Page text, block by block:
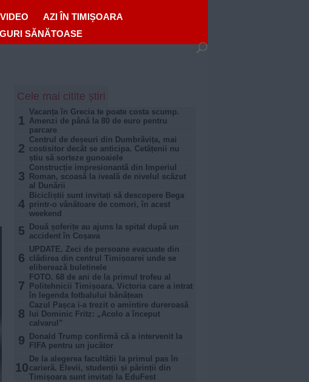
VIDEO
AZI ÎN TIMIȘOARA
SĂNĂTOASE
Cele mai citite știri
1
Vacanța în Grecia te poate costa scump.
Amenzi de până la 80 de euro pentru
parcare
2
Centrul de deșeuri din Dumbrăvița, mai
costisitor decât se anticipa. Cetățenii nu
știu să sorteze gunoaiele
3
Construcție impresionantă din Imperiul
Roman, scoasă la iveală de nivelul scăzut
al Dunării
4
Bicicliștii sunt invitați să descopere Bega
printr-o vânătoare de comori, în acest
weekend
5
Două șoferițe au ajuns la spital după un
accident în Coșava
6
UPDATE. Zeci de persoane evacuate din
clădirea din centrul Timișoarei unde se
eliberează buletinele
7
FOTO. 68 de ani de la primul trofeu al
Politehnicii Timișoara. Victoria care a intrat
în legenda fotbalului bănățean
8
Cazul Pașca i-a trezit o amintire dureroasă
lui Dominic Fritz: „Acolo a început
calvarul”
9
Donald Trump confirmă că a intervenit la
FIFA pentru un jucător
10
De la alegerea facultății la primul pas în
carieră. Elevii, studenții și părinții din
Timișoara sunt invitați la EduFest